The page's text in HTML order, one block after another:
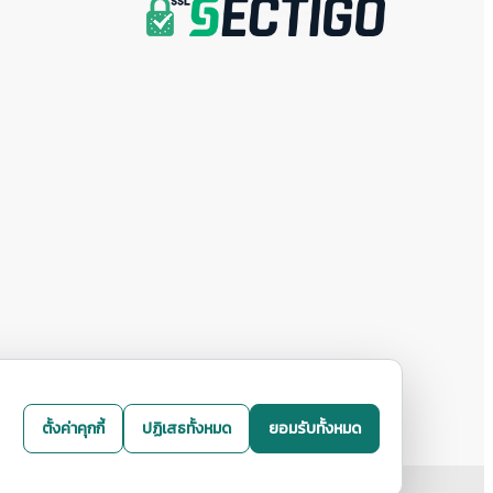
ตั้งค่าคุกกี้ ปฏิเสธทั้งหมด ยอมรับทั้งหมด